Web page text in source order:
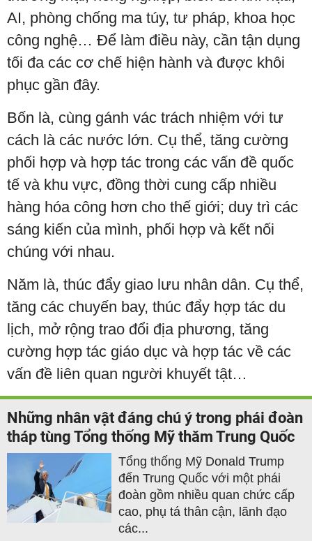
AI, phòng chống ma túy, tư pháp, khoa học
công nghệ… Để làm điều này, cần tận dụng
tối đa các cơ chế hiện hành và được khôi
phục gần đây.
Bốn là, cùng gánh vác trách nhiệm với tư
cách là các nước lớn. Cụ thể, tăng cường
phối hợp và hợp tác trong các vấn đề quốc
tế và khu vực, đồng thời cung cấp nhiều
hàng hóa công hơn cho thế giới; duy trì các
sáng kiến của mình, phối hợp và kết nối
chúng với nhau.
Năm là, thúc đẩy giao lưu nhân dân. Cụ thể,
tăng các chuyến bay, thúc đẩy hợp tác du
lịch, mở rộng trao đổi địa phương, tăng
cường hợp tác giáo dục và hợp tác về các
vấn đề liên quan người khuyết tật…
Những nhân vật đáng chú ý trong phái đoàn
tháp tùng Tổng thống Mỹ thăm Trung Quốc
Tổng thống Mỹ Donald Trump
đến Trung Quốc với một phái
đoàn gồm nhiều quan chức cấp
cao, phụ tá thân cận, lãnh đạo
các...